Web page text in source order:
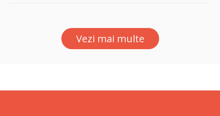
puse în funcțiune
Vezi mai multe